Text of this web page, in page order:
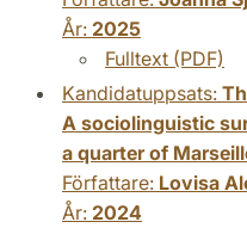
År: 2025
Fulltext (PDF)
Kandidatuppsats:
A sociolinguistic
a quarter of
Författare: Lovisa
År: 2024